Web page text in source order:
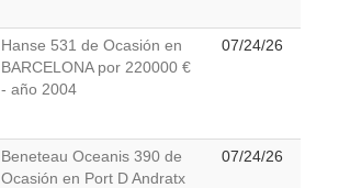
Hanse 531 de Ocasión en
BARCELONA por 220000 €
- año 2004
07/24/26
Beneteau Oceanis 390 de
Ocasión en Port D Andratx
07/24/26